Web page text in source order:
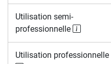
Utilisation semi-
professionnelle
Utilisation professionnelle